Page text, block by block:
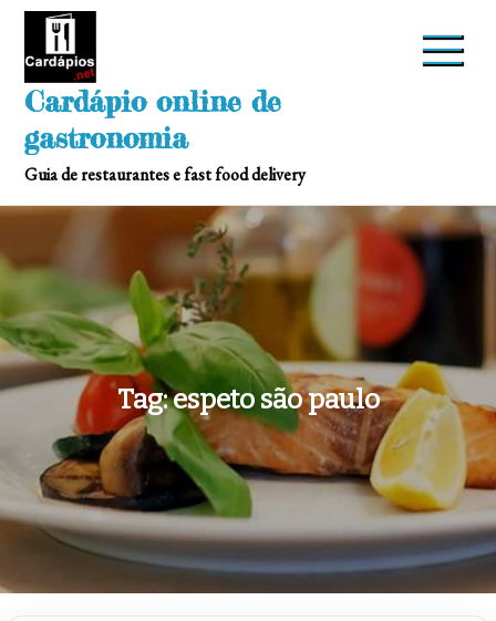
Skip
Cardápio online de
gastronomia
Guia de restaurantes e fast food delivery
Tag:espeto são paulo